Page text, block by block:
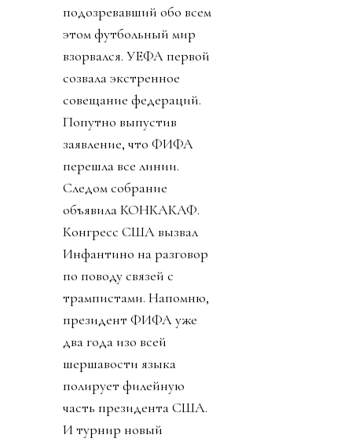
подозревавший обо всем
этом футбольный мир
взорвался. УЕФА первой
созвала экстренное
совещание федераций.
Попутно выпустив
заявление, что ФИФА
перешла все линии.
Следом собрание
объявила КОНКАКАФ.
Конгресс США вызвал
Инфантино на разговор
по поводу связей с
трампистами. Напомню,
президент ФИФА уже
два года изо всей
шершавости языка
полирует филейную
часть президента США.
И турнир новый